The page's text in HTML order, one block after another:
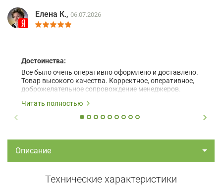
Елена К., 06.07.2026
Достоинства:
Все было очень оперативно оформлено и доставлено.
Товар высокого качества. Корректное, оперативное,
доброжелательное сопровождение менеджеров.
Читать полностью
Описание
Технические характеристики